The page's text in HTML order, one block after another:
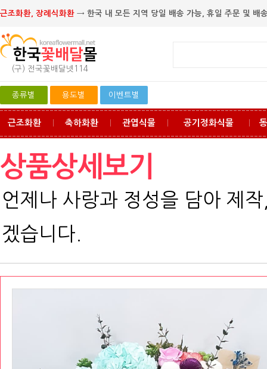
근조화환, 장례식화환 → 한국 내 모든 지역 당일 배송 가능, 휴일 주문 및 배
(구) 전국꽃배달넷114
종류별 용도별 이벤트별
근조화환 축하화환 관엽식물 공기정화식물
상품상세보기
언제나 사랑과 정성을 담아 제
겠습니다.